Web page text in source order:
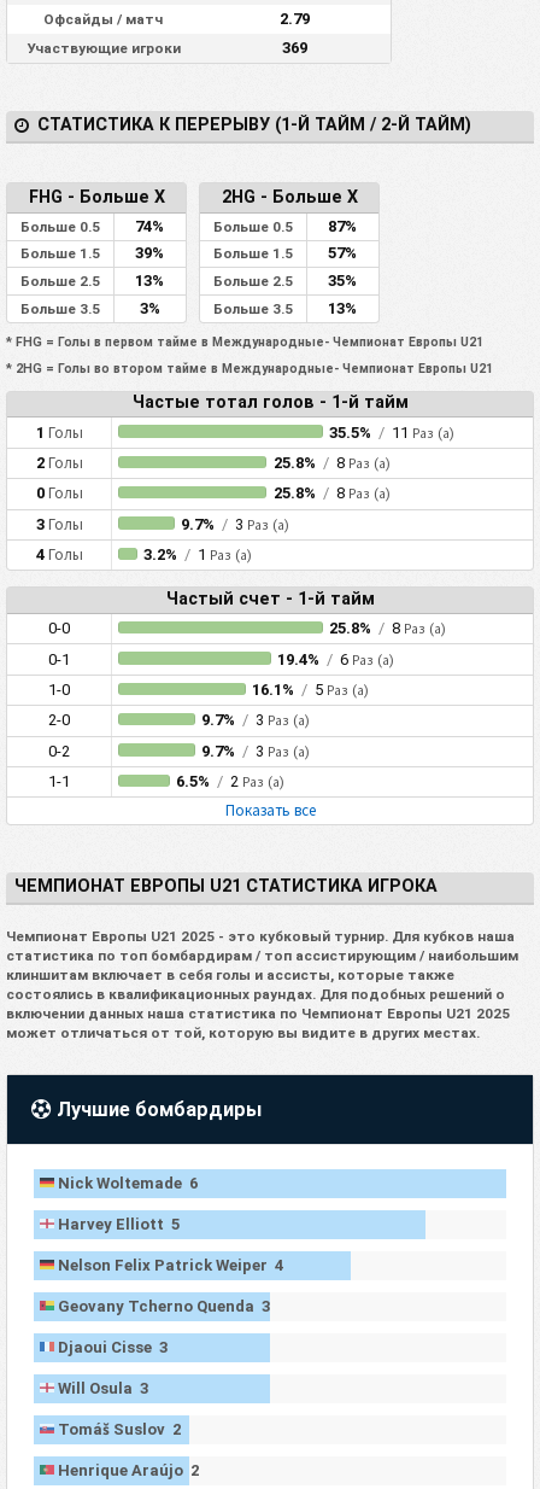
Офсайды / матч 2.79
Участвующие игроки 369
СТАТИСТИКА К ПЕРЕРЫВУ (1-Й ТАЙМ / 2-Й ТАЙМ)
FHG - Больше X
Больше 0.5 74%
Больше 1.5 39%
Больше 2.5 13%
Больше 3.5 3%
2HG - Больше X
Больше 0.5 87%
Больше 1.5 57%
Больше 2.5 35%
Больше 3.5 13%
* FHG = Голы в первом тайме в Международные- Чемпионат Европы U21
* 2HG = Голы во втором тайме в Международные- Чемпионат Европы U21
Частые тотал голов - 1-й тайм
1 Голы 35.5% /11 Раз (а)
2 Голы 25.8% /8 Раз (а)
0 Голы 25.8% /8 Раз (а)
3 Голы 9.7% /3 Раз (а)
4 Голы 3.2% /1 Раз (а)
Частый счет - 1-й тайм
0-0 25.8% /8 Раз (а)
0-1 19.4% / 6 Раз (а)
1-0 16.1% / 5 Раз (а)
2-0 9.7% / 3 Раз (а)
0-2 9.7% / 3 Раз (а)
1-1 6.5% /2 Раз (а)
Показать все
ЧЕМПИОНАТ ЕВРОПЫ U21 СТАТИСТИКА ИГРОКА
Чемпионат Европы U21 2025 - это кубковый турнир. Для кубков наша
статистика по топ бомбардирам / топ ассистирующим / наибольшим
клиншитам включает в себя голы и ассисты, которые также
состоялись в квалификационных раундах. Для подобных решений о
включении данных наша статистика по Чемпионат Европы U21 2025
может отличаться от той, которую вы видите в других местах.
Лучшие бомбардиры
Nick Woltemade 6
Harvey Elliott 5
Nelson Felix Patrick Weiper 4
Geovany Tcherno Quenda 3
Djaoui Cisse 3
Will Osula 3
Tomáš Suslov 2
Henrique Araújo 2